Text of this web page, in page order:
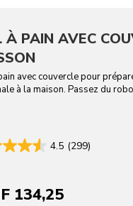
À PAIN AVEC
avec couvercle pour
à la maison. Passez du
4.5 (299)
134,25